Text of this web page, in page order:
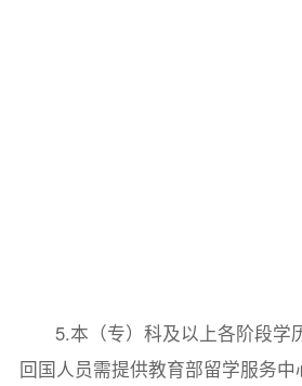
5.本（专）科及以上各阶段学
回国人员需提供教育部留学服务